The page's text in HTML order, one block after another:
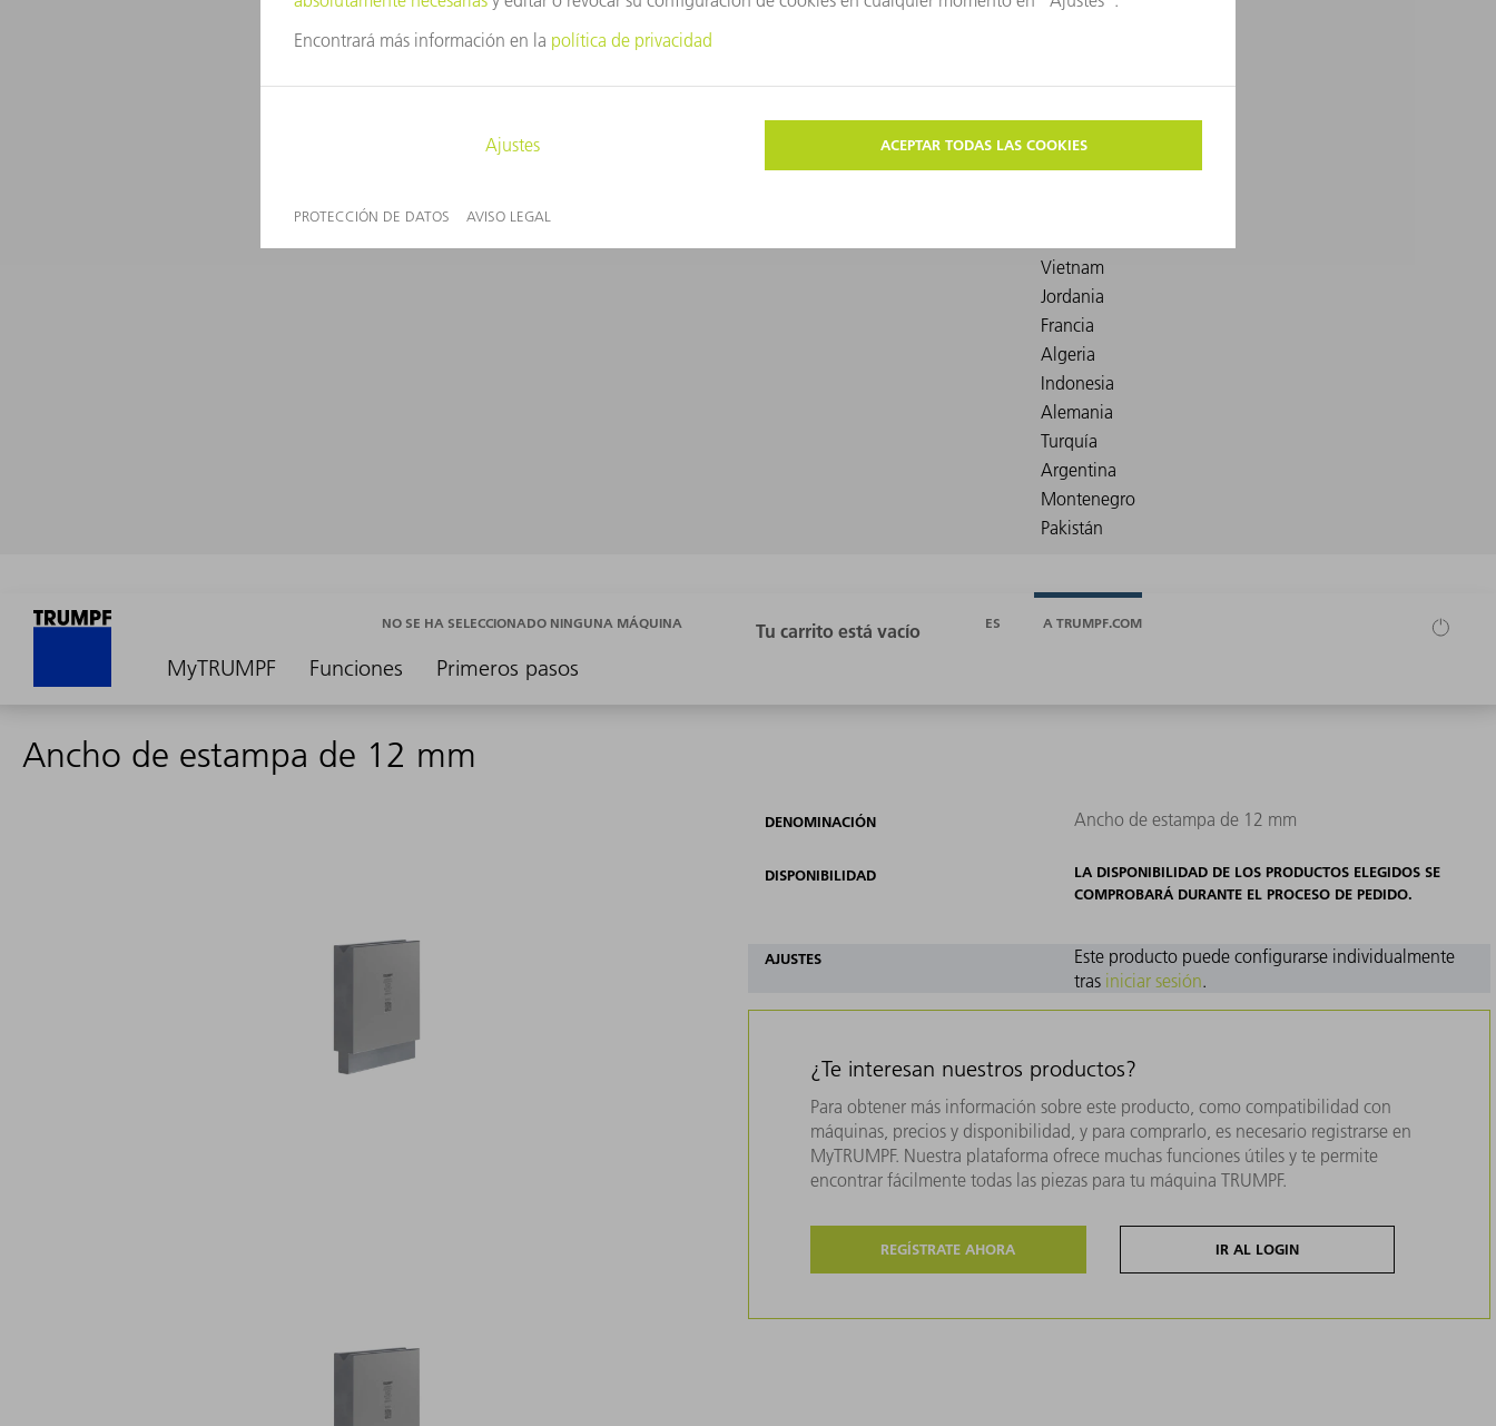
MyTRUMPF Funciones Primeros pasos
NO SE HA SELECCIONADO NINGUNA MÁQUINA ES A TRUMPF.COM
Ancho de estampa de 12 mm
DENOMINACIÓN Ancho de estampa de 12 mm
DISPONIBILIDAD
LA DISPONIBILIDAD DE LOS PRODUCTOS ELEGIDOS SE
COMPROBARÁ DURANTE EL PROCESO DE PEDIDO.
AJUSTES
Este producto puede configurarse individualmente
tras iniciar sesión.
¿Te interesan nuestros productos?
Para obtener más información sobre este producto, como compatibilidad con
máquinas, precios y disponibilidad, y para comprarlo, es necesario registrarse en
MyTRUMPF. Nuestra plataforma ofrece muchas funciones útiles y te permite
encontrar fácilmente todas las piezas para tu máquina TRUMPF.
REGÍSTRATE AHORA IR AL LOGIN